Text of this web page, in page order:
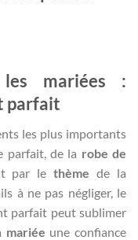
mariées :
parfait
les plus importants
parfait, de la robe de
par lethème de la
à ne pas négliger, le
parfait peut sublimer
mariée une confiance